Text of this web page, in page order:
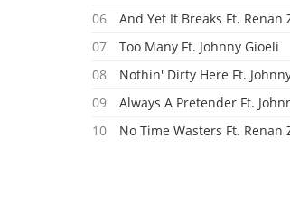
06
And Yet It Breaks Ft. Renan
07
Too Many Ft. Johnny Gioeli
08
Nothin' Dirty Here Ft.
09
Always A Pretender Ft.
10
No Time Wasters Ft. Renan